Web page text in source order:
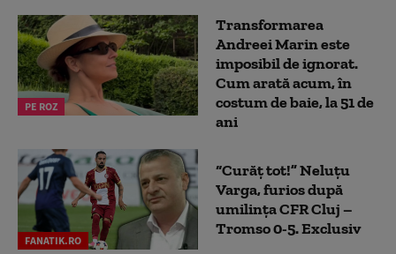
PE ROZ
Transformarea
Andreei Marin este
imposibil de ignorat.
Cum arată acum, în
costum de baie, la 51 de
ani
FANATIK.RO
“Curăț tot!” Neluțu
Varga, furios după
umilința CFR Cluj –
Tromso 0-5. Exclusiv